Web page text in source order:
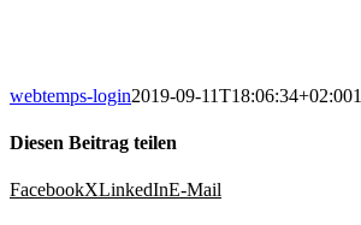
webtemps-login2019-09-11T18:06:34+02:00
Diesen Beitrag teilen
FacebookXLinkedInE-Mail